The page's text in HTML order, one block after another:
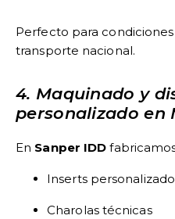
Perfecto para
transporte nacional.
4. Maquinado y
personalizado en
En Sanper IDD
Inserts
Charolas técnicas